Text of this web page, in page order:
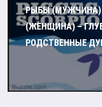
РЫБЫ (МУЖЧИНА)
(ЖЕНЩИНА) –
РОДСТВЕННЫЕ